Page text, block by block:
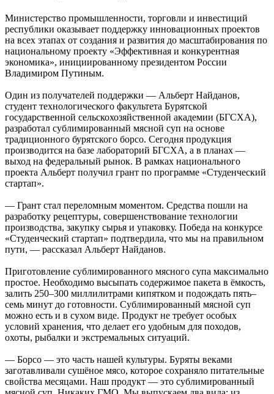
Министерство промышленности, торговли и инвестиций
республики оказывает поддержку инновационных проектов
на всех этапах от создания и развития до масштабирования по
национальному проекту «Эффективная и конкурентная
экономика», инициированному президентом России
Владимиром Путиным.
Один из получателей поддержки — Альберт Найданов,
студент технологического факультета Бурятской
государственной сельскохозяйственной академии (БГСХА),
разработал сублимированный мясной суп на основе
традиционного бурятского борсо. Сегодня продукция
производится на базе лабораторий БГСХА, а в планах —
выход на федеральный рынок. В рамках национального
проекта Альберт получил грант по программе «Студенческий
стартап».
— Грант стал переломным моментом. Средства пошли на
разработку рецептуры, совершенствование технологии
производства, закупку сырья и упаковку. Победа на конкурсе
«Студенческий стартап» подтвердила, что мы на правильном
пути, — рассказал Альберт Найданов.
Приготовление сублимированного мясного супа максимально
простое. Необходимо высыпать содержимое пакета в ёмкость,
залить 250–300 миллилитрами кипятком и подождать пять–
семь минут до готовности. Сублимированный мясной суп
можно есть и в сухом виде. Продукт не требует особых
условий хранения, что делает его удобным для походов,
охоты, рыбалки и экстремальных ситуаций.
— Борсо — это часть нашей культуры. Буряты веками
заготавливали сушёное мясо, которое сохраняло питательные
свойства месяцами. Наш продукт — это сублимированный